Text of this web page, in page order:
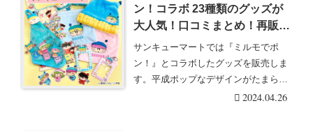
ン！コラボ 23種類のグッズが
大人気！口コミまとめ！再販売
は？
サンキューマートでは『ミルモでポ
ン！』とコラボしたグッズを販売しま
す。平成ポップなデザインがたまらな
い！全23アイテムの・・・続きを読む
2024.04.26